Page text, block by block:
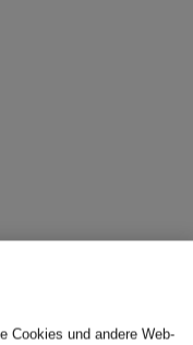
Cookies und andere Web-